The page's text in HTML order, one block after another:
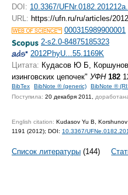
DOI: 10.3367/
URL: https://ufn.ru/ru/articles/
000315989900001
2-s2.0-84875185323
2012PhyU...55.1169K
Цитата: Кудасов Ю Б,
изинговских цепочек" УФН 182
BibTex BibNote ® (generic) BibNote ®
Поступила: 20 декабря 2011,
English citation: Kudasov Yu B,
1191 (2012); DOI: 10.3367/
Список литературы (144)